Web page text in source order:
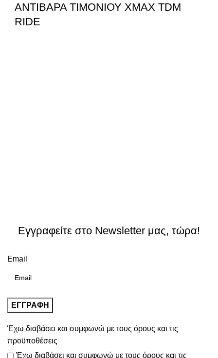
ΑΝΤΙΒΑΡΑ ΤΙΜΟΝΙΟΥ XMAX TDM
RIDE
Εγγραφείτε στο Newsletter μας, τώρα!
Email
Έχω διαβάσει και συμφωνώ με τους όρους και τις
προϋποθέσεις
Έχω διαβάσει και συμφωνώ με τους όρους και τις